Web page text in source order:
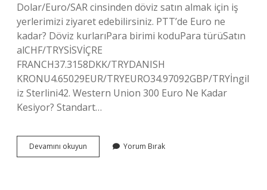
Dolar/Euro/SAR cinsinden döviz satın almak için iş
yerlerimizi ziyaret edebilirsiniz. PTT’de Euro ne
kadar? Döviz kurlarıPara birimi koduPara türüSatın
alCHF/TRYSİSVİÇRE
FRANCH37.3158DKK/TRYDANISH
KRONU4.65029EUR/TRYEURO34.97092GBP/TRYİngil
iz Sterlini42. Western Union 300 Euro Ne Kadar
Kesiyor? Standart…
Devamını okuyun
Euro
Yorum Bırak